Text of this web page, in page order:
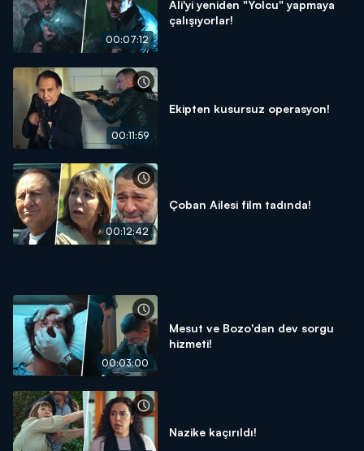
00:07:12
Ali'yi yeniden "Yolcu" yapmaya
çalışıyorlar!
00:11:59
Ekipten kusursuz operasyon!
00:12:42
Çoban Ailesi film tadında!
00:03:00
Mesut ve Bozo'dan dev sorgu
hizmeti!
Nazike kaçırıldı!